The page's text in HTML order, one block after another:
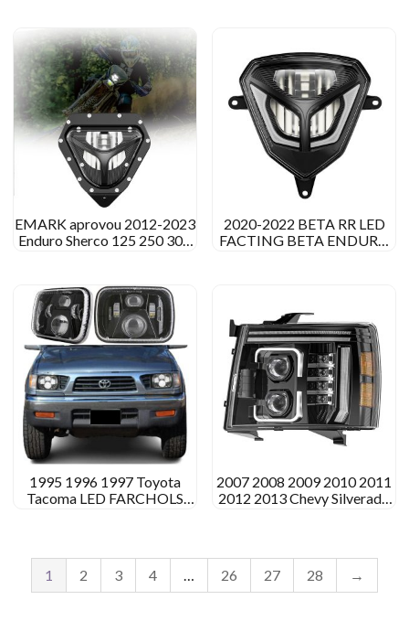
EMARK aprovou 2012-2023
Enduro Sherco 125 250 300
2020-2022 BETA RR LED
FACTING BETA ENDURO
1995 1996 1997 Toyota
Tacoma LED FARCHOLS
2007 2008 2009 2010 2011
2012 2013 Chevy Silverado
1 2 3 4 26 27 28 →